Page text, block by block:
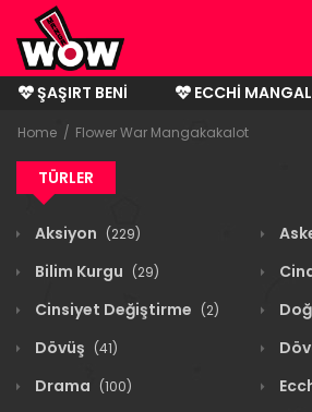
ŞAŞIRT BENI
ECCHI
BITMIŞ MANGALAR
Home Flower War Mangakakalot
TÜRLER
Aksiyon (229)
Bilim Kurgu (29)
Cinsiyet Değiştirme (2)
Dövüş (41)
Drama (100)